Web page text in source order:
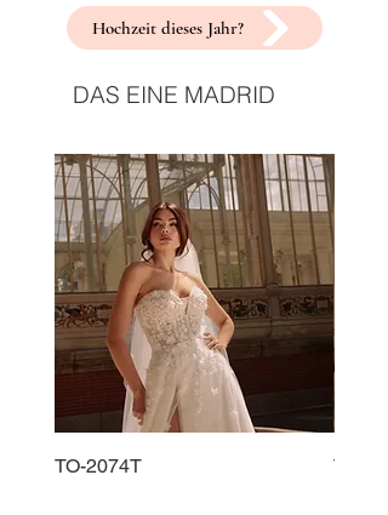
Hochzeit dieses Jahr?
DAS EINE MADRID
TO-2074T TO-